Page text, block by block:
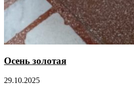
Осень золотая
29.10.2025